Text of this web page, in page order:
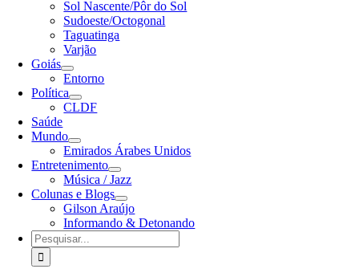
Sol Nascente/Pôr do Sol
Sudoeste/Octogonal
Taguatinga
Varjão
Goiás
Entorno
Política
CLDF
Saúde
Mundo
Emirados Árabes Unidos
Entretenimento
Música / Jazz
Colunas e Blogs
Gilson Araújo
Informando & Detonando
Buscar
resultados
para: